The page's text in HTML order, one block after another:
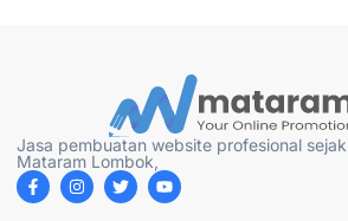
Jasa pembuatan website profesional
Mataram Lombok,
F
a
c
I
n
s
T
w
i
Y
o
u